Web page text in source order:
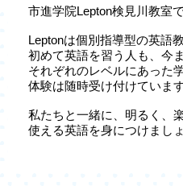
市進学院Lepton検見川教室で
Leptonは個別指導型の英語
初めて英語を習う人も、今
それぞれのレベルにあった
体験は随時受け付けていま
私たちと一緒に、明るく、楽
使える英語を身につけまし